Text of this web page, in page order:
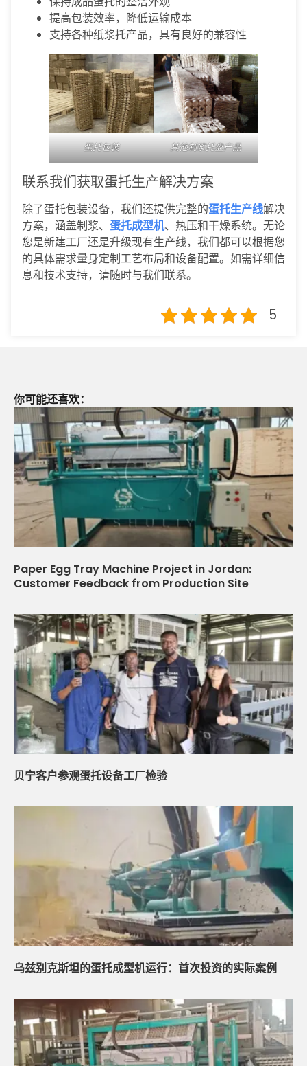
提高包装效率，降低运输成本
支持各种纸浆托产品，具有良好的兼容性
蛋托包装 其他制浆托盘产品
联系我们获取蛋托生产解决方案
除了蛋托包装设备，我们还提供完整的蛋托生产线解决
方案，涵盖制浆、 蛋托成型机、热压和干燥系统。无论
您是新建工厂还是升级现有生产线，我们都可以根据您
的具体需求量身定制工艺布局和设备配置。如需详细信
息和技术支持，请随时与我们联系。
5
你可能还喜欢：
Paper Egg Tray Machine Project in Jordan:
Customer Feedback from Production Site
贝宁客户参观蛋托设备工厂检验
乌兹别克斯坦的蛋托成型机运行：首次投资的实际案例